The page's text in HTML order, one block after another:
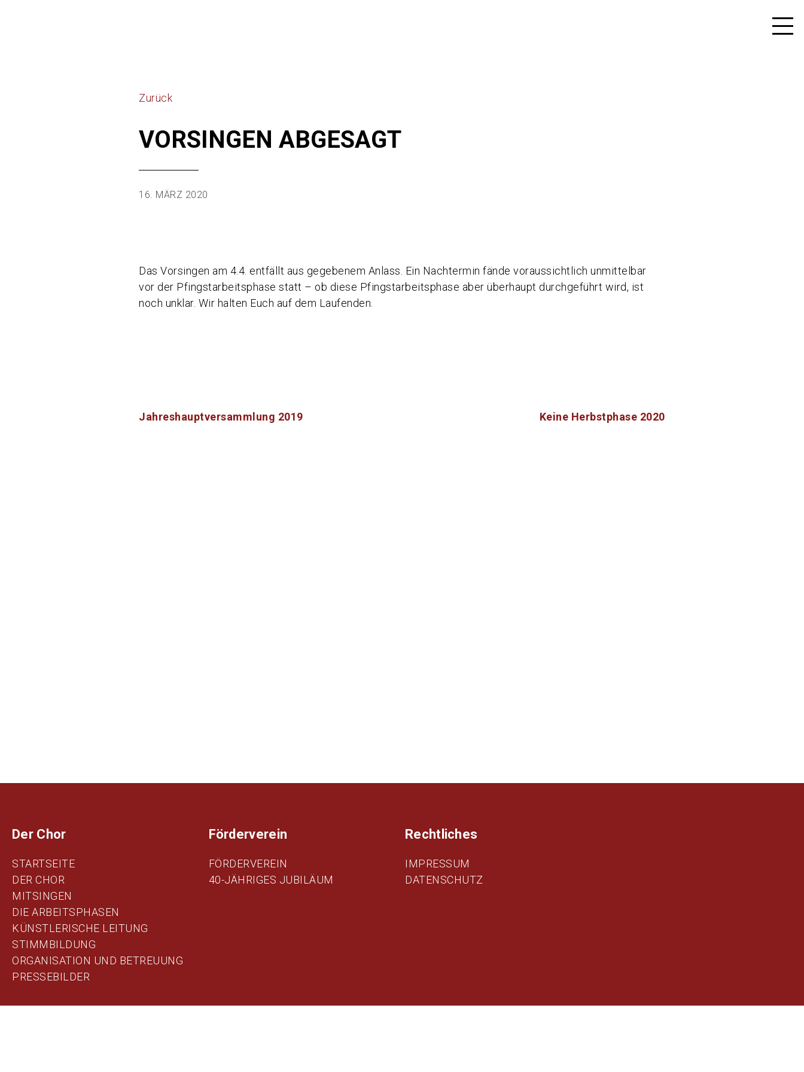
Zurück
VORSINGEN ABGESAGT
16. MÄRZ 2020
Das Vorsingen am 4.4. entfällt aus gegebenem Anlass. Ein Nachtermin fände voraussichtlich unmittelbar
vor der Pfingstarbeitsphase statt – ob diese Pfingstarbeitsphase aber überhaupt durchgeführt wird, ist
noch unklar. Wir halten Euch auf dem Laufenden.
Jahreshauptversammlung 2019 Keine Herbstphase 2020
Der Chor
STARTSEITE
DER CHOR
MITSINGEN
DIE ARBEITSPHASEN
KÜNSTLERISCHE LEITUNG
STIMMBILDUNG
ORGANISATION UND BETREUUNG
PRESSEBILDER
Förderverein
FÖRDERVEREIN
40-JÄHRIGES JUBILÄUM
Rechtliches
IMPRESSUM
DATENSCHUTZ